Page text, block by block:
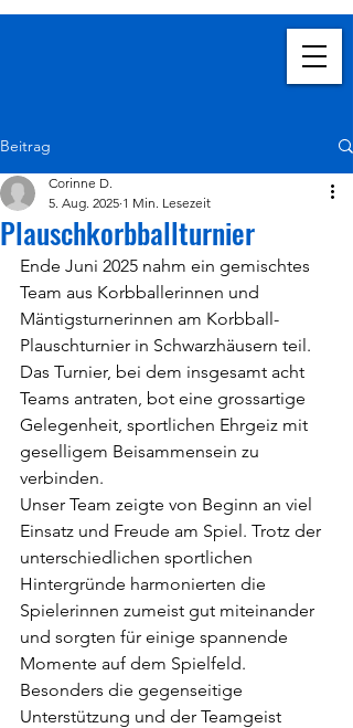
Beitrag
Plauschkorbballturnier
Corinne D.
5. Aug. 2025 1 Min. Lesezeit
Ende Juni 2025 nahm ein gemischtes
Team aus Korbballerinnen und
Mäntigsturnerinnen am Korbball-
Plauschturnier in Schwarzhäusern teil.
Das Turnier, bei dem insgesamt acht
Teams antraten, bot eine grossartige
Gelegenheit, sportlichen Ehrgeiz mit
geselligem Beisammensein zu
verbinden.
Unser Team zeigte von Beginn an viel
Einsatz und Freude am Spiel. Trotz der
unterschiedlichen sportlichen
Hintergründe harmonierten die
Spielerinnen zumeist gut miteinander
und sorgten für einige spannende
Momente auf dem Spielfeld.
Besonders die gegenseitige
Unterstützung und der Teamgeist